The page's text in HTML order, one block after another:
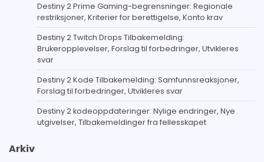
Destiny 2 Prime Gaming-begrensninger: Regionale
restriksjoner, Kriterier for berettigelse, Konto krav
Destiny 2 Twitch Drops Tilbakemelding:
Brukeropplevelser, Forslag til forbedringer, Utvikleres
svar
Destiny 2 Kode Tilbakemelding: Samfunnsreaksjoner,
Forslag til forbedringer, Utvikleres svar
Destiny 2 kodeoppdateringer: Nylige endringer, Nye
utgivelser, Tilbakemeldinger fra fellesskapet
Arkiv